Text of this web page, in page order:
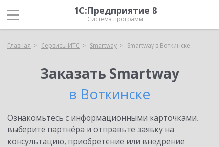
1С:Предприятие 8
Система программ
Главная Сервисы ИТС Smartway Smartway в Воткинске
Заказать Smartway
в Воткинске
Ознакомьтесь с информационными карточками,
выберите партнёра и отправьте заявку на
консультацию, приобретение или внедрение